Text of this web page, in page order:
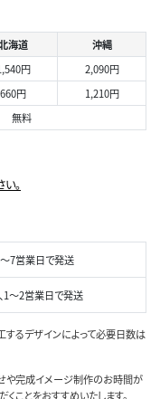
海道
沖縄
円
2,090円
660円
1,210円
無料
。
7営業日で発送
1～2営業日で発送
するデザインによって必要日数は
や完成イメージ制作のお時間が
ことをおすすめいたします。